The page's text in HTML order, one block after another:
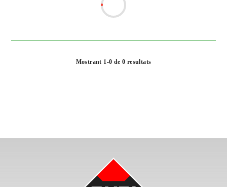
Mostrant 1-0 de 0 resultats